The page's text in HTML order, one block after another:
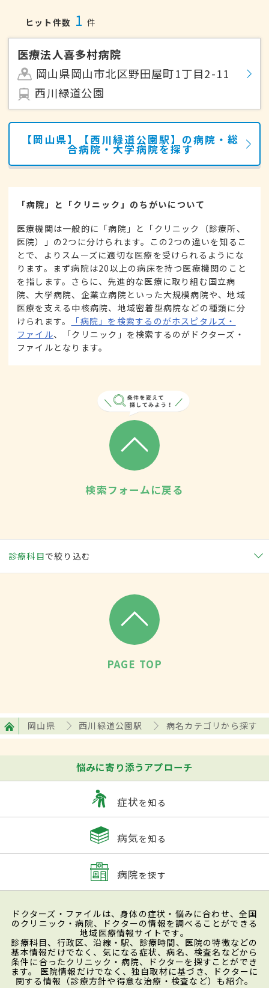
ヒット件数 1 件
医療法人喜多村病院
岡山県岡山市北区野田屋町1丁目2-11
西川緑道公園
【岡山県】【西川緑道公園駅】の病院・総
合病院・大学病院を探す
「病院」と「クリニック」のちがいについて
医療機関は一般的に「病院」と「クリニック（診療所、
医院）」の2つに分けられます。この2つの違いを知るこ
とで、よりスムーズに適切な医療を受けられるようにな
ります。まず病院は20以上の病床を持つ医療機関のこと
を指します。さらに、先進的な医療に取り組む国立病
院、大学病院、企業立病院といった大規模病院や、地域
医療を支える中核病院、地域密着型病院などの種類に分
けられます。
「病院」を検索するのがホスピタルズ・
ファイル、「クリニック」を検索するのがドクターズ・
ファイルとなります。
検索フォームに戻る
診療科目で絞り込む
PAGE TOP
岡山県 西川緑道公園駅 病名カテゴリから探す
悩みに寄り添うアプローチ
症状を知る
病気を知る
病院を探す
ドクターズ・ファイルは、身体の症状・悩みに合わせ、全国
のクリニック・病院、ドクターの情報を調べることができる
地域医療情報サイトです。
診療科目、行政区、沿線・駅、診療時間、医院の特徴などの
基本情報だけでなく、気になる症状、病名、検査名などから
条件に合ったクリニック・病院、ドクターを探すことができ
ます。 医院情報だけでなく、独自取材に基づき、ドクターに
関する情報（診療方針や得意な治療・検査など）も紹介。